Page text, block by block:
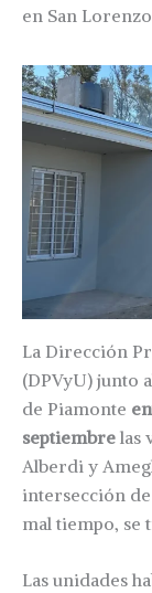
en San
La Dirección
(DPVyU) junto
de Piamonte
septiembre las
Alberdi y
intersección de
mal tiempo, se
Las unidades